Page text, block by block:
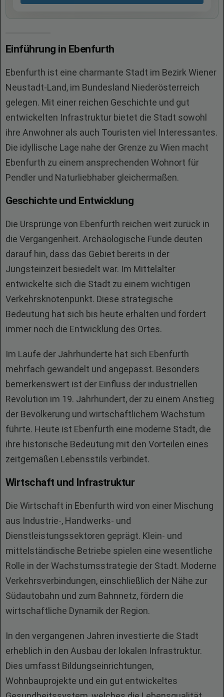
Einführung in Ebenfurth
Ebenfurth ist eine charmante Stadt im Bezirk Wiener
Neustadt-Land, im Bundesland Niederösterreich
gelegen. Mit einer reichen Geschichte und gut
entwickelten Infrastruktur bietet die Stadt sowohl
ihre Anwohner als auch Touristen viel Interessantes.
Die idyllische Lage nahe der Grenze zu Wien macht
Ebenfurth zu einem ansprechenden Wohnort für
Pendler und Naturliebhaber gleichermaßen.
Geschichte und Entwicklung
Die Ursprünge von Ebenfurth reichen weit zurück in
die Vergangenheit. Archäologische Funde deuten
darauf hin, dass das Gebiet bereits in der
Jungsteinzeit besiedelt war. Im Mittelalter
entwickelte sich die Stadt zu einem wichtigen
Verkehrsknotenpunkt. Diese strategische
Bedeutung hat sich bis heute erhalten und fördert
immer noch die Entwicklung des Ortes.
Im Laufe der Jahrhunderte hat sich Ebenfurth
mehrfach gewandelt und angepasst. Besonders
bemerkenswert ist der Einfluss der industriellen
Revolution im 19. Jahrhundert, der zu einem Anstieg
der Bevölkerung und wirtschaftlichem Wachstum
führte. Heute ist Ebenfurth eine moderne Stadt, die
ihre historische Bedeutung mit den Vorteilen eines
zeitgemäßen Lebensstils verbindet.
Wirtschaft und Infrastruktur
Die Wirtschaft in Ebenfurth wird von einer Mischung
aus Industrie-, Handwerks- und
Dienstleistungssektoren geprägt. Klein- und
mittelständische Betriebe spielen eine wesentliche
Rolle in der Wachstumsstrategie der Stadt. Moderne
Verkehrsverbindungen, einschließlich der Nähe zur
Südautobahn und zum Bahnnetz, fördern die
wirtschaftliche Dynamik der Region.
In den vergangenen Jahren investierte die Stadt
erheblich in den Ausbau der lokalen Infrastruktur.
Dies umfasst Bildungseinrichtungen,
Wohnbauprojekte und ein gut entwickeltes